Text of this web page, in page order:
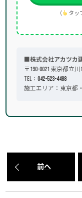
（ タッ
■株式会社アカツカ
〒190-0021 東京都立
TEL： 042-523-4488
施工エリア：東京都
前へ